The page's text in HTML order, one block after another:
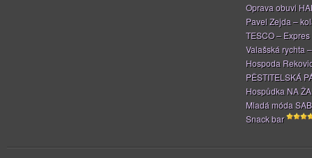
Oprava obuvi
Pavel Zejda –
TESCO – Expres
Valašská rychta
Hospoda
PĚSTITELSKÁ
Hospůdka NA
Mladá móda
Snack bar